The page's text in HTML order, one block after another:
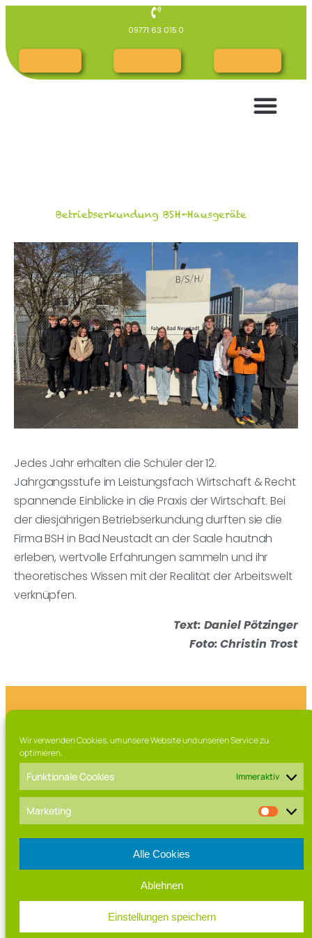
Wir verwenden Cookies, um unsere Website und unseren Service zu
optimieren.
Funktionale Cookies Immer aktiv
Marketing
Alle Cookies
Ablehnen
Einstellungen speichern
09771 63 015 0
Betriebserkundung BSH-Hausgeräte
Jedes Jahr erhalten die Schüler der 12.
Jahrgangsstufe im Leistungsfach Wirtschaft & Recht
spannende Einblicke in die Praxis der Wirtschaft. Bei
der diesjährigen Betriebserkundung durften sie die
Firma BSH in Bad Neustadt an der Saale hautnah
erleben, wertvolle Erfahrungen sammeln und ihr
theoretisches Wissen mit der Realität der Arbeitswelt
verknüpfen.
Text: Daniel Pötzinger
Foto: Christin Trost
Tel. 09771 / 63 015 0
Fax. 09771 / 63 015 – 99
Mail: direktorat[at]rhoen-gymnasium.de
IMPRESSUM
DATENSCHUTZ
COOKIE-RICHTLINIEN